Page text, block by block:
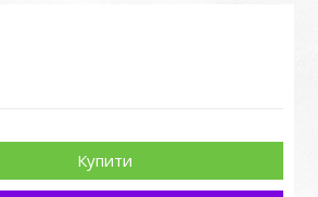
Купити